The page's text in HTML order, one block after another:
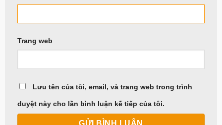
Trang web
Lưu tên của tôi, email, và trang web trong trình
duyệt này cho lần bình luận kế tiếp của tôi.